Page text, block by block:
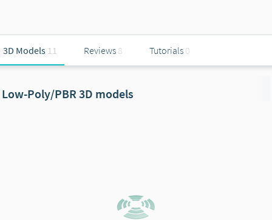
3D Models 11 Reviews 8 Tutorials 0
Low-Poly/PBR 3D models